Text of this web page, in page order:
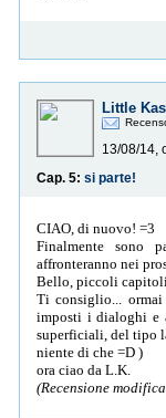
Little
13/08/14,
Cap. 5: si parte!
CIAO, di nuovo! =3
Finalmente sono
affronteranno nei
Bello, piccoli
Ti consiglio... ormai
imposti i dialoghi e
superficiali, del tipo
niente di che =D )
ora ciao da L.K.
(Recensione